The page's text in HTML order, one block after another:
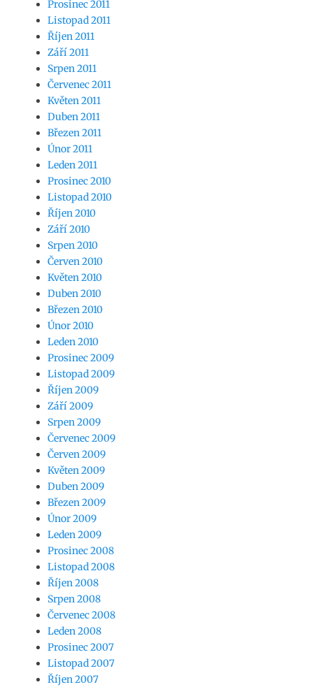
Prosinec 2011
Listopad 2011
Říjen 2011
Září 2011
Srpen 2011
Červenec 2011
Květen 2011
Duben 2011
Březen 2011
Únor 2011
Leden 2011
Prosinec 2010
Listopad 2010
Říjen 2010
Září 2010
Srpen 2010
Červen 2010
Květen 2010
Duben 2010
Březen 2010
Únor 2010
Leden 2010
Prosinec 2009
Listopad 2009
Říjen 2009
Září 2009
Srpen 2009
Červenec 2009
Červen 2009
Květen 2009
Duben 2009
Březen 2009
Únor 2009
Leden 2009
Prosinec 2008
Listopad 2008
Říjen 2008
Srpen 2008
Červenec 2008
Leden 2008
Prosinec 2007
Listopad 2007
Říjen 2007